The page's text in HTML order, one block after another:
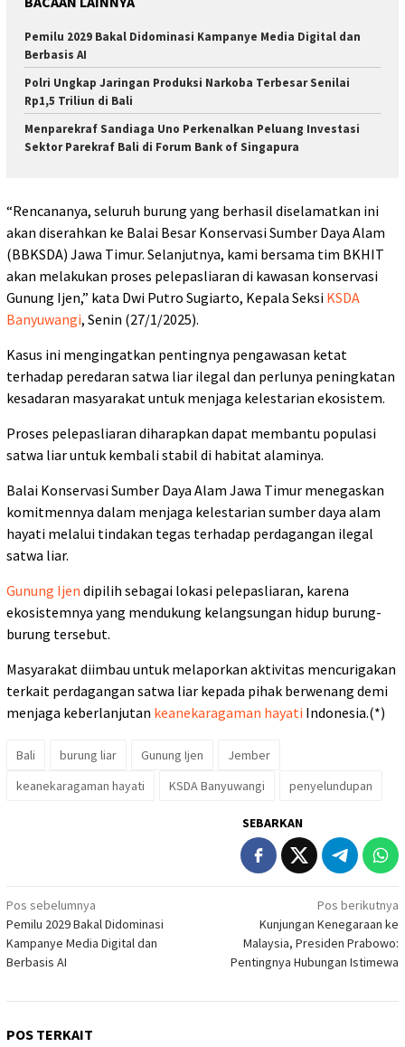
Pemilu 2029 Bakal Didominasi Kampanye Media Digital dan
Berbasis AI
Polri Ungkap Jaringan Produksi Narkoba Terbesar Senilai
Rp1,5 Triliun di Bali
Menparekraf Sandiaga Uno Perkenalkan Peluang Investasi
Sektor Parekraf Bali di Forum Bank of Singapura
“Rencananya, seluruh burung yang berhasil diselamatkan ini
akan diserahkan ke Balai Besar Konservasi Sumber Daya Alam
(BBKSDA) Jawa Timur. Selanjutnya, kami bersama tim BKHIT
akan melakukan proses pelepasliaran di kawasan konservasi
Gunung Ijen,” kata Dwi Putro Sugiarto, Kepala Seksi KSDA
Banyuwangi, Senin (27/1/2025).
Kasus ini mengingatkan pentingnya pengawasan ketat
terhadap peredaran satwa liar ilegal dan perlunya peningkatan
kesadaran masyarakat untuk menjaga kelestarian ekosistem.
Proses pelepasliaran diharapkan dapat membantu populasi
satwa liar untuk kembali stabil di habitat alaminya.
Balai Konservasi Sumber Daya Alam Jawa Timur menegaskan
komitmennya dalam menjaga kelestarian sumber daya alam
hayati melalui tindakan tegas terhadap perdagangan ilegal
satwa liar.
Gunung Ijen dipilih sebagai lokasi pelepasliaran, karena
ekosistemnya yang mendukung kelangsungan hidup burung-
burung tersebut.
Masyarakat diimbau untuk melaporkan aktivitas mencurigakan
terkait perdagangan satwa liar kepada pihak berwenang demi
menjaga keberlanjutan keanekaragaman hayati Indonesia.(*)
Bali burung liar Gunung Ijen
Jember
keanekaragaman hayati
KSDA Banyuwangi penyelundupan
SEBARKAN
Navigasi
pos
Pos sebelumnya
Pemilu 2029 Bakal Didominasi
Kampanye Media Digital dan
Berbasis AI
Pos berikutnya
Kunjungan Kenegaraan ke
Malaysia, Presiden Prabowo:
Pentingnya Hubungan Istimewa
POS TERKAIT